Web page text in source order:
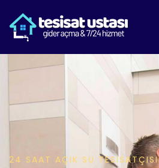
24 SAAT AÇIK SU TESISATÇISI